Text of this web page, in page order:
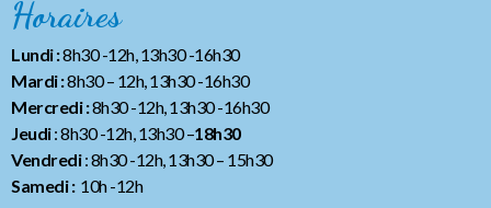
Horaires
Lundi :8h30 -12h, 13h30 -16h30
Mardi :8h30 – 12h, 13h30 -16h30
Mercredi :8h30 -12h, 13h30 -16h30
Jeudi: 8h30 -12h, 13h30 –18h30
Vendredi: 8h30 -12h, 13h30– 15h30
Samedi :10h -12h